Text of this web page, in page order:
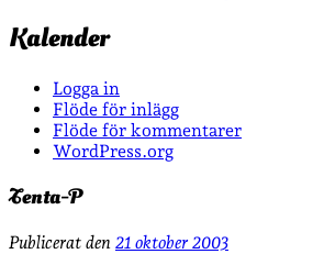
Kalender
Logga in
Flöde för inlägg
Flöde för kommentarer
WordPress.org
Tenta-P
Publicerat den 21 oktober 2003